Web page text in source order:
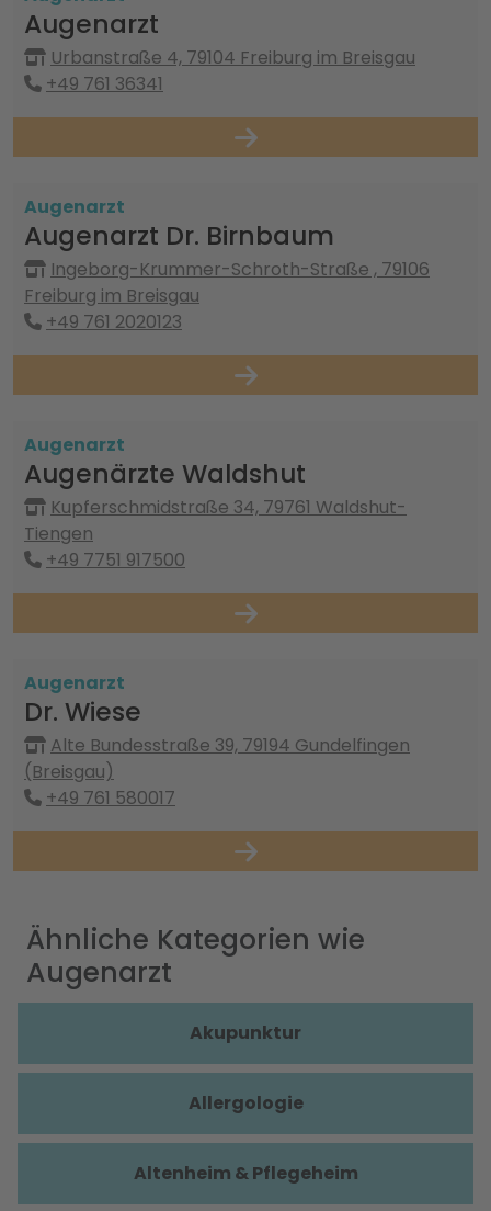
Augenarzt
Urbanstraße 4, 79104 Freiburg im Breisgau
+49 761 36341
Augenarzt
Augenarzt Dr. Birnbaum
Ingeborg-Krummer-Schroth-Straße , 79106
Freiburg im Breisgau
+49 761 2020123
Augenarzt
Augenärzte Waldshut
Kupferschmidstraße 34, 79761 Waldshut-
Tiengen
+49 7751 917500
Augenarzt
Dr. Wiese
Alte Bundesstraße 39, 79194 Gundelfingen
(Breisgau)
+49 761 580017
Ähnliche Kategorien wie
Augenarzt
Akupunktur
Allergologie
Altenheim & Pflegeheim